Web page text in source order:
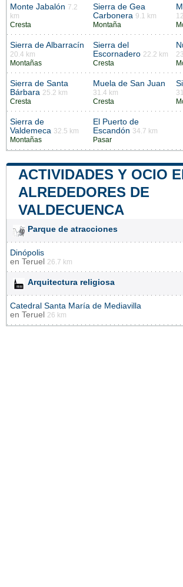
Monte Jabalón 7.2
km
Cresta
Sierra de Gea
Carbonera 9.1 km
Montaña
Sierra de Albarracín
20.4 km
Montañas
Sierra del
Escornadero 22.2 km
Cresta
Sierra de Santa
Bárbara 25.2 km
Cresta
Muela de San Juan
31.4 km
Cresta
Sierra de
Valdemeca 32.5 km
Montañas
El Puerto de
Escandón 34.7 km
Pasar
ACTIVIDADES Y OCIO
ALREDEDORES DE
VALDECUENCA
Parque de atracciones
Dinópolis
en Teruel 26.7 km
Arquitectura religiosa
Catedral Santa María de Mediavilla
en Teruel 26 km